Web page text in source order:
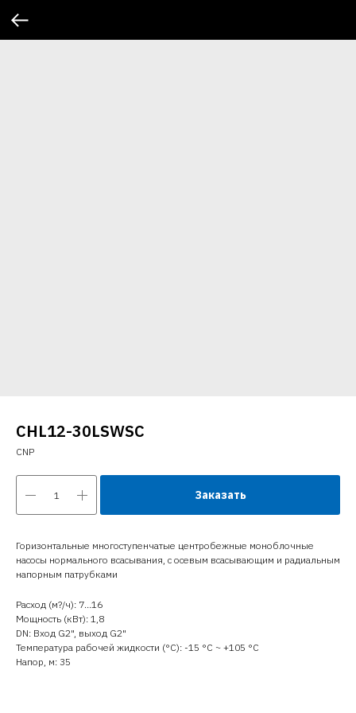
CHL12-30LSWSC
CNP
Заказать
Горизонтальные многоступенчатые центробежные моноблочные
насосы нормального всасывания, с осевым всасывающим и радиальным
напорным патрубками
Расход (м?/ч): 7…16
Мощность (кВт): 1,8
DN: Вход G2", выход G2"
Температура рабочей жидкости (°C): -15 °С ~ +105 °С
Напор, м: 35